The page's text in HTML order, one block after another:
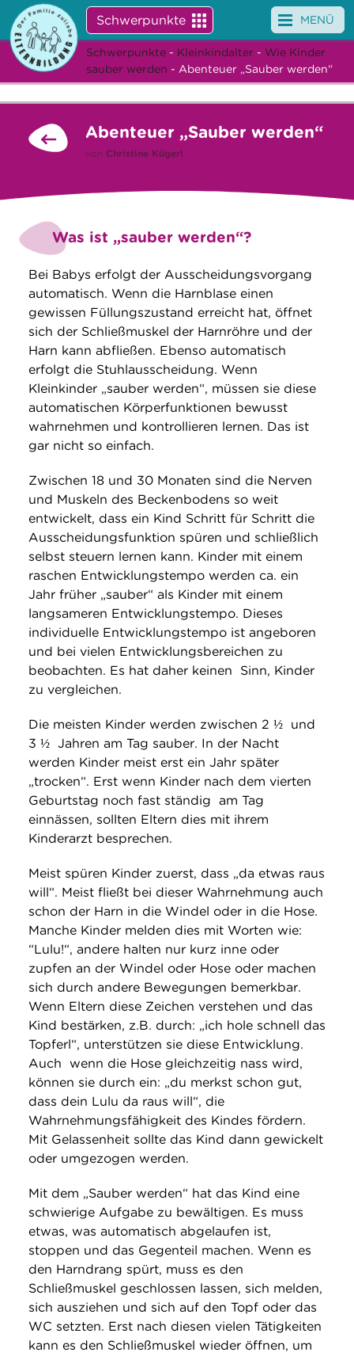
Schwerpunkte
Angebote
News
Suche
MENÜ
Schwerpunkte - Kleinkindalter - Wie Kinder
sauber werden - Abenteuer „Sauber werden“
Abenteuer „Sauber werden“
von Christine Kügerl
Was ist „sauber werden“?
Bei Babys erfolgt der Ausscheidungsvorgang
automatisch. Wenn die Harnblase einen
gewissen Füllungszustand erreicht hat, öffnet
sich der Schließmuskel der Harnröhre und der
Harn kann abfließen. Ebenso automatisch
erfolgt die Stuhlausscheidung. Wenn
Kleinkinder „sauber werden“, müssen sie diese
automatischen Körperfunktionen bewusst
wahrnehmen und kontrollieren lernen. Das ist
gar nicht so einfach.
Zwischen 18 und 30 Monaten sind die Nerven
und Muskeln des Beckenbodens so weit
entwickelt, dass ein Kind Schritt für Schritt die
Ausscheidungsfunktion spüren und schließlich
selbst steuern lernen kann. Kinder mit einem
raschen Entwicklungstempo werden ca. ein
Jahr früher „sauber“ als Kinder mit einem
langsameren Entwicklungstempo. Dieses
individuelle Entwicklungstempo ist angeboren
und bei vielen Entwicklungsbereichen zu
beobachten. Es hat daher keinen Sinn, Kinder
zu vergleichen.
Die meisten Kinder werden zwischen 2 ½ und
3 ½ Jahren am Tag sauber. In der Nacht
werden Kinder meist erst ein Jahr später
„trocken“. Erst wenn Kinder nach dem vierten
Geburtstag noch fast ständig am Tag
einnässen, sollten Eltern dies mit ihrem
Kinderarzt besprechen.
Meist spüren Kinder zuerst, dass „da etwas raus
will“. Meist fließt bei dieser Wahrnehmung auch
schon der Harn in die Windel oder in die Hose.
Manche Kinder melden dies mit Worten wie:
“Lulu!“, andere halten nur kurz inne oder
zupfen an der Windel oder Hose oder machen
sich durch andere Bewegungen bemerkbar.
Wenn Eltern diese Zeichen verstehen und das
Kind bestärken, z.B. durch: „ich hole schnell das
Topferl“, unterstützen sie diese Entwicklung.
Auch wenn die Hose gleichzeitig nass wird,
können sie durch ein: „du merkst schon gut,
dass dein Lulu da raus will“, die
Wahrnehmungsfähigkeit des Kindes fördern.
Mit Gelassenheit sollte das Kind dann gewickelt
oder umgezogen werden.
Mit dem „Sauber werden“ hat das Kind eine
schwierige Aufgabe zu bewältigen. Es muss
etwas, was automatisch abgelaufen ist,
stoppen und das Gegenteil machen. Wenn es
den Harndrang spürt, muss es den
Schließmuskel geschlossen lassen, sich melden,
sich ausziehen und sich auf den Topf oder das
WC setzten. Erst nach diesen vielen Tätigkeiten
kann es den Schließmuskel wieder öffnen, um